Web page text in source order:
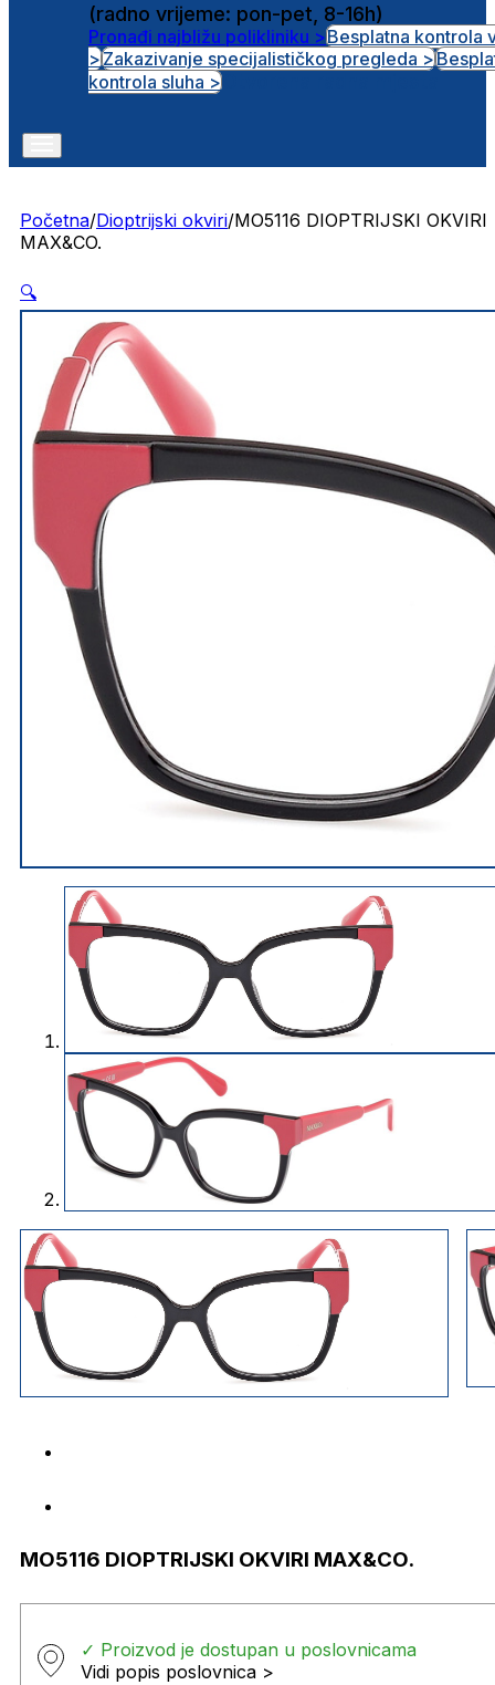
(radno vrijeme: pon-pet, 8-16h)
Pronađi najbližu polikliniku >Besplatna kontrola
>Zakazivanje specijalističkog pregleda >
kontrola sluha >
Početna/Dioptrijski okviri/MO5116 DIOPTRIJSKI OKVIRI
MAX&CO.
🔍
MO5116 DIOPTRIJSKI OKVIRI MAX&CO.
✓ Proizvod je dostupan u poslovnicama
Vidi popis poslovnica >